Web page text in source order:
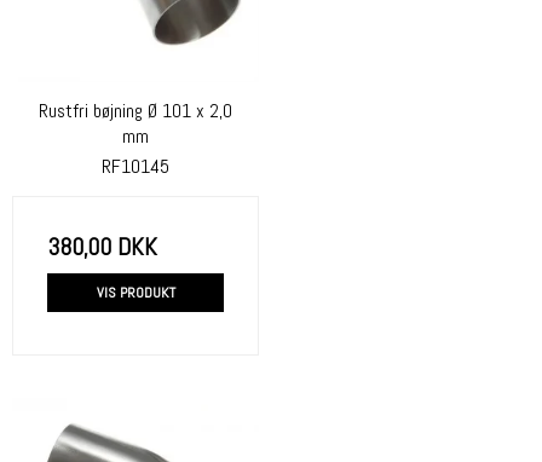
Rustfri bøjning Ø 101 x 2,0
mm
RF10145
380,00 DKK
VIS PRODUKT